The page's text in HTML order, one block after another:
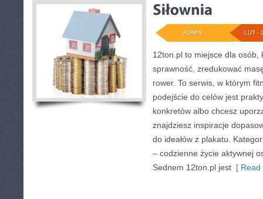
LUT -
ADMIN
12ton.pl to miejsce dla osób,
sprawność, zredukować
rower. To serwis, w którym
podejście do celów jest
konkretów albo chcesz
znajdziesz inspiracje
do ideałów z plakatu.
– codzienne życie aktywnej
Sednem 12ton.pl jest [ Read